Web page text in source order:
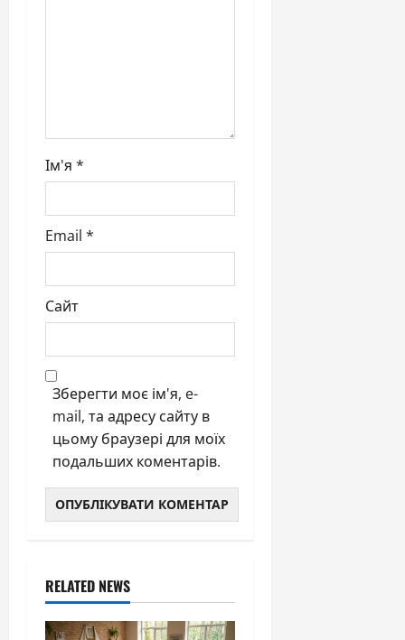
Ім'я *
Email *
Сайт
Зберегти моє ім'я, e-
mail, та адресу сайту в
цьому браузері для моїх
подальших коментарів.
RELATED NEWS